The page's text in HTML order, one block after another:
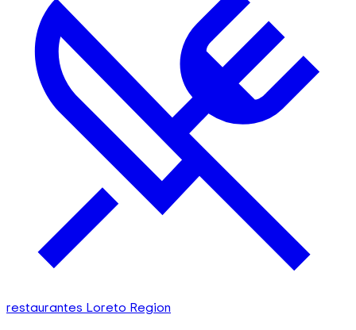
restaurantes Loreto Region